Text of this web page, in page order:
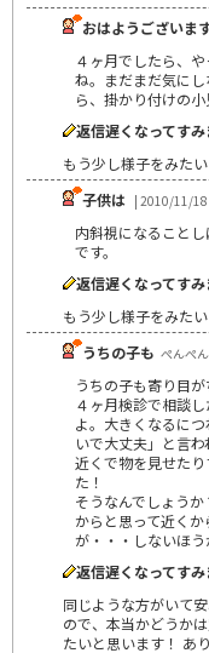
おはようございま
４ヶ月でしたら、
ね。まだまだ気に
ら、掛かり付けの
返信遅くなってす
もう少し様子をみた
子供は | 2010/11/18
内斜視になること
です。
返信遅くなってす
もう少し様子をみた
うちの子も ぺんぺ
うちの子も寄り目が
４ヶ月検診で相談
よ。大きくなるに
いで大丈夫」と言わ
近くで物を見せた
た！
そうなんでしょう
からと思って近く
が・・・しないほう
返信遅くなってす
同じような方がいて
ので、本当かどうか
たいと思います！ あ